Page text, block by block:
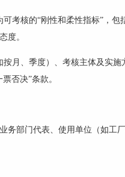
可考核的“刚性和柔性指标”，包
度。
月、季度）、考核主体及实
票否决”条款。
务部门代表、使用单位（如工